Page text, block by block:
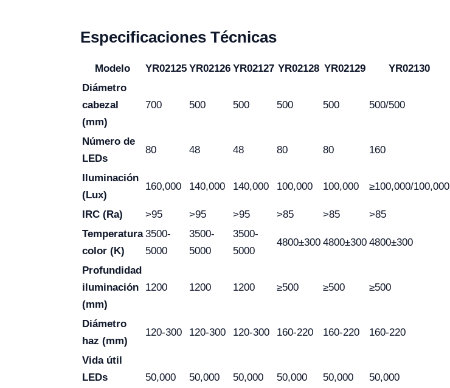
Especificaciones Técnicas
Modelo YR02125 YR02126 YR02127 YR02128 YR02129
YR02130
Diámetro
cabezal
(mm)
700 500 500 500 500 500/500
Número de
LEDs
80 48 48 80 80 160
Iluminación
(Lux)
160,000 140,000 140,000 100,000 100,000 ≥100,000/100,000
IRC (Ra) >95 >95 >95 >85 >85
>85
Temperatura
color (K)
3500-
5000
3500-
5000
3500-
5000
4800±300 4800±300 4800±300
Profundidad
iluminación
(mm)
1200 1200 1200 ≥500 ≥500 ≥500
Diámetro
haz (mm)
120-300 120-300 120-300 160-220 160-220 160-220
Vida útil
LEDs
50,000 50,000 50,000 50,000 50,000 50,000